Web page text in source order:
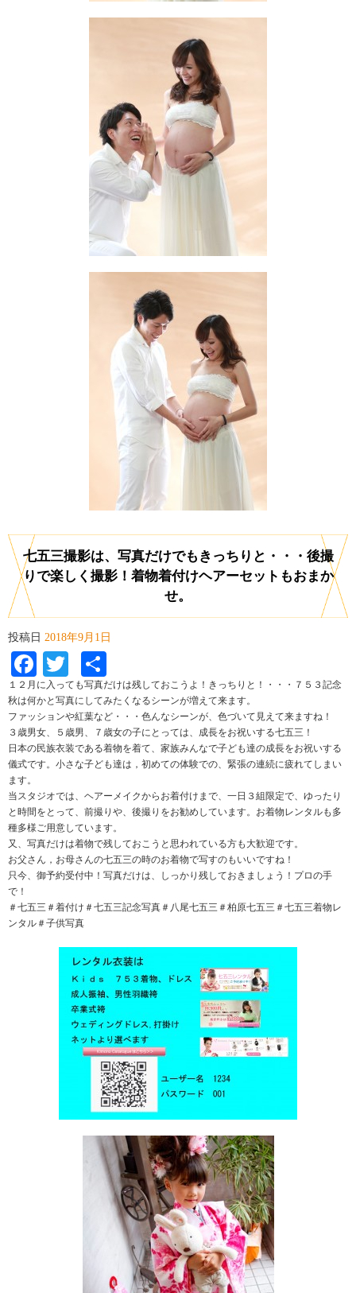
七五三撮影は、写真だけでもきっちりと・・・後撮
りで楽しく撮影！着物着付けヘアーセットもおまか
せ。
投稿日 2018年9月1日
Facebook
Twitter
有
１２月に入っても写真だけは残しておこうよ！きっちりと！・・・７５３記念
秋は何かと写真にしてみたくなるシーンが増えて来ます。
ファッションや紅葉など・・・色んなシーンが、色づいて見えて来ますね！
３歳男女、５歳男、７歳女の子にとっては、成長をお祝いする七五三！
日本の民族衣装である着物を着て、家族みんなで子ども達の成長をお祝いする
儀式です。小さな子ども達は，初めての体験での、緊張の連続に疲れてしまい
ます。
当スタジオでは、ヘアーメイクからお着付けまで、一日３組限定で、ゆったり
と時間をとって、前撮りや、後撮りをお勧めしています。お着物レンタルも多
種多様ご用意しています。
又、写真だけは着物で残しておこうと思われている方も大歓迎です。
お父さん，お母さんの七五三の時のお着物で写すのもいいですね！
只今、御予約受付中！写真だけは、しっかり残しておきましょう！プロの手
で！
＃七五三＃着付け＃七五三記念写真＃八尾七五三＃柏原七五三＃七五三着物レ
ンタル＃子供写真